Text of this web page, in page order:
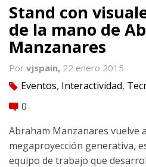
Stand con
de la mano de
Manzanares
Por vjspain, 22 enero 2015
tag Eventos, Interactividad,
comment 0
Abraham Manzanares vuelve
megaproyección generativa,
equipo de trabajo que